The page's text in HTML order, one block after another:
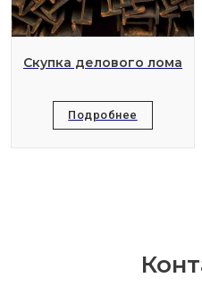
Скупка делового лома
Подробнее